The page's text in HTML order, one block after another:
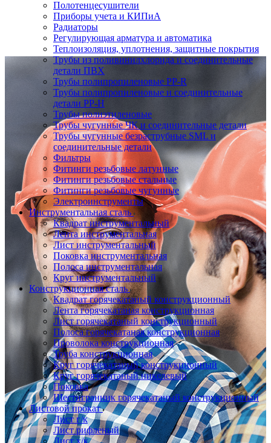
Полотенцесушители
Приборы учета и КИПиА
Радиаторы
Регулирующая арматура и автоматика
Теплоизоляция, уплотнения, защитные покрытия
Трубы из поливинилхлорида и соединительные
детали ПВХ
Трубы полипропиленовые PP-R
Трубы полипропиленовые и соединительные
детали PP-H
Трубы полиэтиленовые
Трубы чугунные ЧК и соединительные детали
Трубы чугунные безраструбные SML и
соединительные детали
Фильтры
Фитинги резьбовые латунные
Фитинги резьбовые стальные
Фитинги резьбовые чугунные
Электроинструменты
Инструментальная сталь
Квадрат инструментальный
Лента инструментальная
Лист инструментальный
Поковка инструментальная
Полоса инструментальная
Круг инструментальный
Конструкционная сталь
Квадрат горячекатаный конструкционный
Лента горячекатаная конструкционная
Лист горячекатаный конструкционный
Полоса горячекатаная конструкционная
Проволока конструкционная
Труба конструкционная
Круг горячекатаный конструкционный
Круг горячекатаный никелевый
Поковка
Шестигранник горячекатаный конструкционный
Листовой прокат
Лист г/к
Лист рифленый
Лист х/к